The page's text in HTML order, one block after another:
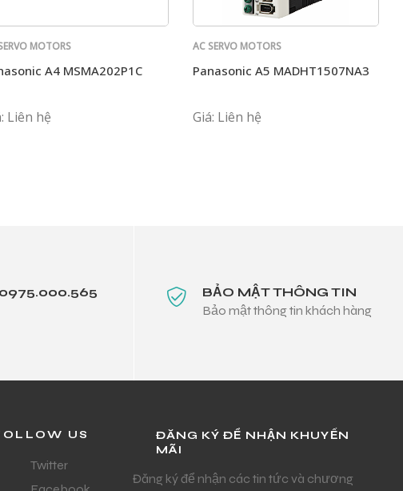
L1H6M
MOTORS
A4 MSMA202P1C
Liên hệ
AC SERVO MOTORS
Panasonic A5 MADHT1507NA3
Giá: Liên hệ
0975.000.565
BẢO MẬT THÔNG TIN
Bảo mật thông tin khách hàng
US
Twitter
ĐĂNG KÝ ĐỂ NHẬN KHUYẾN
MÃI
Đăng ký để nhận các tin tức và chương